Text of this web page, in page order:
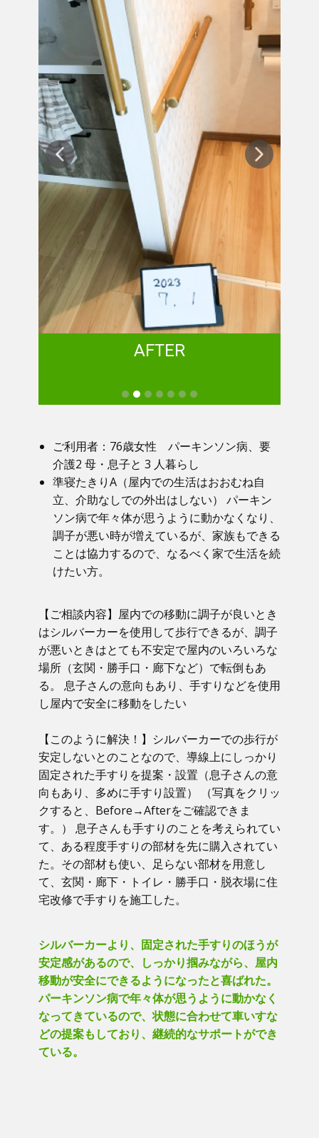
AFTER
ご利用者：​76歳女性 パーキンソン病、要
介護2 母・息子と 3 人暮らし
準寝たきりA（屋内での生活はおおむね自
立、介助なしでの外出はしない） パーキン
ソン病で年々体が思うように動かなくなり、
調子が悪い時が増えているが、家族もできる
ことは協力するので、なるべく家で生活を続
けたい方。
【ご相談内容】​屋内での移動に調子が良いとき
はシルバーカーを使用して歩行できるが、調子
が悪いときはとても不安定で屋内のいろいろな
場所（玄関・勝手口・廊下など）で転倒もあ
る。 息子さんの意向もあり、手すりなどを使用
し屋内で安全に移動をしたい
【このように解決！】​シルバーカーでの歩行が
安定しないとのことなので、導線上にしっかり
固定された手すりを提案・設置（息子さんの意
向もあり、多めに手すり設置） （写真をクリッ
クすると、Before→Afterをご確認できま
す。） ​息子さんも手すりのことを考えられてい
て、ある程度手すりの部材を先に購入されてい
た。その部材も使い、足らない部材を用意し
て、玄関・廊下・トイレ・勝手口・脱衣場に住
宅改修で手すりを施工した。
シルバーカーより、固定された手すりのほうが
安定感があるので、しっかり掴みながら、屋内
移動が安全にできるようになったと喜ばれた。
パーキンソン病で年々体が思うように動かなく
なってきているので、状態に合わせて車いすな
どの提案もしており、継続的なサポートができ
ている。